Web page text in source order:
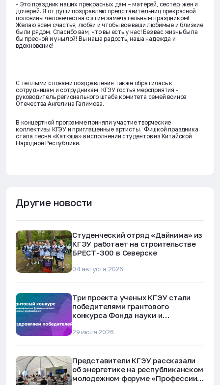
- Это праздник наших прекрасных дам – матерей, сестер, жен и
дочерей. Я от души поздравляю представительниц прекрасной
половины человечества с этим замечательным праздником!
Желаю всем счастья, любви и чтобы все ваши любимые и близкие
были рядом. Спасибо вам, что вы есть у нас! Без вас жизнь была
бы пресной и унылой! Вы наша радость, наша надежда и
вдохновение!
С теплыми словами поздравления также обратилась к
сотрудницам и сотрудникам КГЭУ гостья мероприятия -
руководитель регионального штаба комитета семей воинов
Отечества Ангелина Галимова.
В концертной программе приняли участие творческие
коллективы КГЭУ и приглашенные артисты. Фишкой праздника
стала песня «Катюша» в исполнении студентов из Китайской
Народной Республики.
Другие новости
Студенческий отряд «Дайнима» из
КГЭУ работает на строительстве
БРЕСТ-300 в Северске
04 августа 2026
Три проекта ученых КГЭУ стали
победителями грантового
конкурса Фонда науки и
29 июля 2026
Представители КГЭУ рассказали
об энергетике на республиканском
молодежном форуме «Профессии